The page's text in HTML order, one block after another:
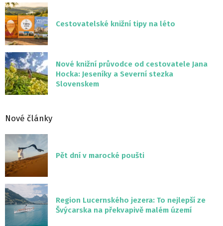
Cestovatelské knižní tipy na léto
Nové knižní průvodce od cestovatele Jana
Hocka: Jeseníky a Severní stezka
Slovenskem
Nové články
Pět dní v marocké poušti
Region Lucernského jezera: To nejlepší ze
Švýcarska na překvapivě malém území